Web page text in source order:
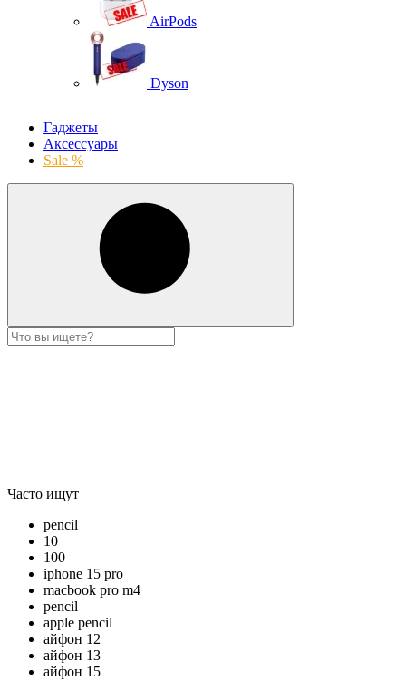
AirPods
Dyson
Гаджеты
Аксессуары
Sale %
Часто ищут
pencil
10
100
iphone 15 pro
macbook pro m4
pencil
apple pencil
айфон 12
айфон 13
айфон 15